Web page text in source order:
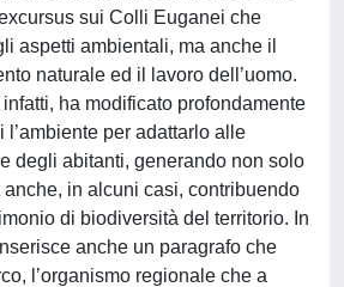
sui Colli Euganei che
aspetti ambientali, ma anche il
naturale ed il lavoro dell’uomo.
infatti, ha modificato profondamente
l’ambiente per adattarlo alle
degli abitanti, generando non solo
in alcuni casi, contribuendo
di biodiversità del territorio. In
anche un paragrafo che
l’organismo regionale che a